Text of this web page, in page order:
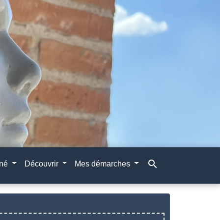
Découvrir Mes démarches search